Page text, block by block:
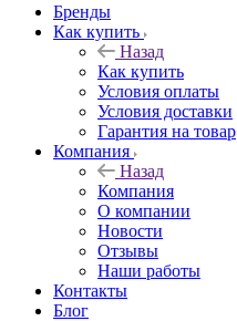
Бренды
Как купить
Назад
Как купить
Условия оплаты
Условия доставки
Гарантия на товар
Компания
Назад
Компания
О компании
Новости
Отзывы
Наши работы
Контакты
Блог